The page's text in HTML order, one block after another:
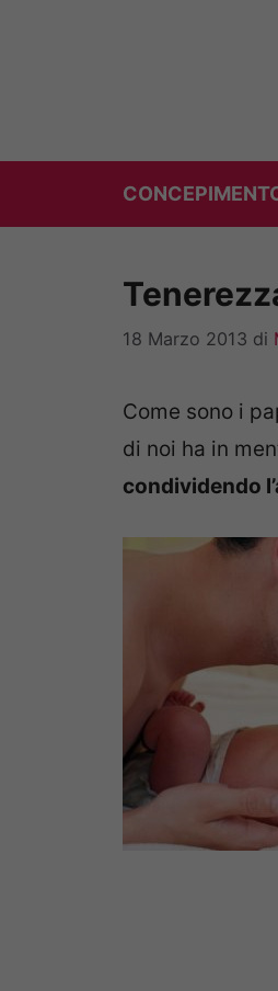
18 Marzo 2013 di
Come sono i
di noi ha in
condividendo